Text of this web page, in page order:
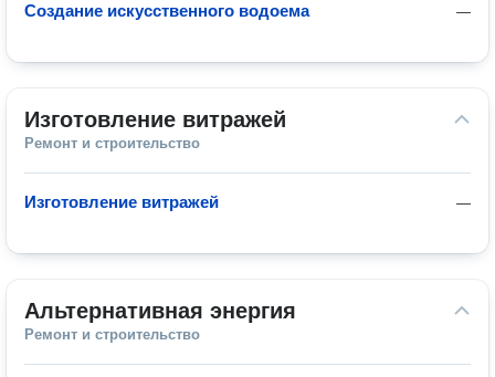
—
Создание искусственного водоема
Изготовление витражей
Ремонт и строительство
—
Изготовление витражей
Альтернативная энергия
Ремонт и строительство